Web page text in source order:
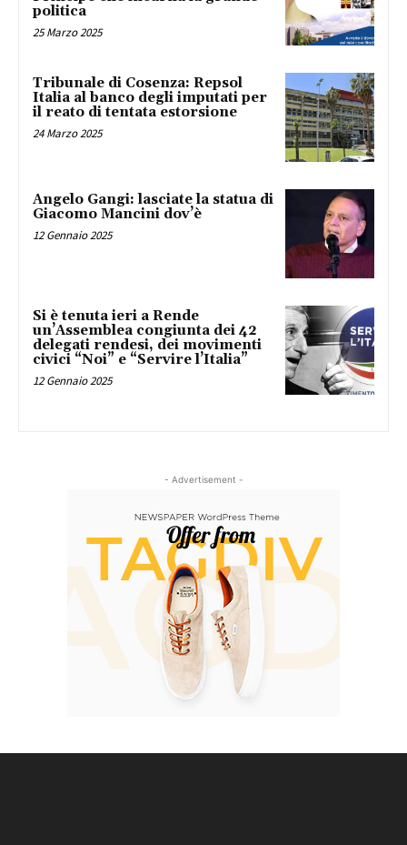
politica
25 Marzo 2025
Tribunale di Cosenza: Repsol
Italia al banco degli imputati per
il reato di tentata estorsione
24 Marzo 2025
Angelo Gangi: lasciate la statua di
Giacomo Mancini dov’è
12 Gennaio 2025
Si è tenuta ieri a Rende
un’Assemblea congiunta dei 42
delegati rendesi, dei movimenti
civici “Noi” e “Servire l’Italia”
12 Gennaio 2025
- Advertisement -